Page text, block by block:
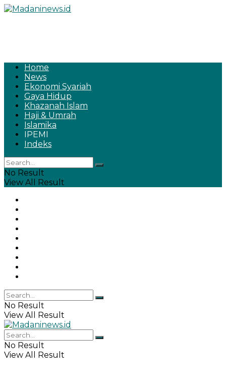
Home
News
Ekonomi Syariah
Gaya Hidup
Khazanah Islam
Haji & Umrah
Islamika
IPEMI
Indeks
No Result
View All Result
No Result
View All Result
No Result
View All Result